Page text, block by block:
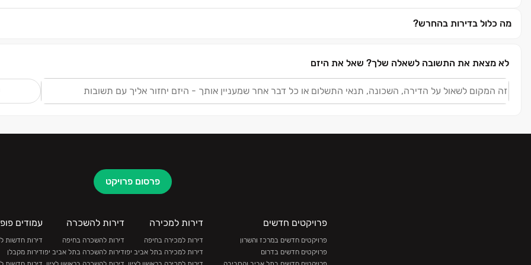
מה כלול בדירות בהחרש?
לא מצאת את התשובה לשאלה שלך? שאל את היזם
פרסום פרויקט
פרויקטים חדשים
פרויקטים חדשים במרכז והשרון
פרויקטים חדשים בדרום
דירות למכירה
דירות למכירה בחיפה
דירות למכירה בתל אביב יפו
דירות להשכרה
דירות להשכרה בחיפה
דירות להשכרה בתל אביב יפו
עמודים
דירות חדשות
דירות מקבלן